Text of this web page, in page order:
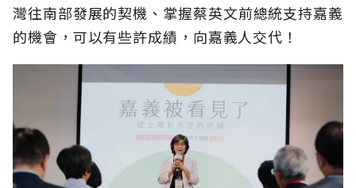
灣往南部發展的契機、掌握蔡英文前總統支持嘉義
的機會，可以有些許成績，向嘉義人交代！